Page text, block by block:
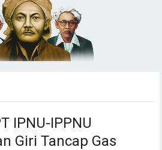
IPNU-IPPNU
Giri Tancap Gas